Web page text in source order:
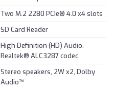
Two M.2 2280 PCIe® 4.0 x4 slots
SD Card Reader
High Definition (HD) Audio,
Realtek® ALC3287 codec
Stereo speakers, 2W x2, Dolby
Audio™